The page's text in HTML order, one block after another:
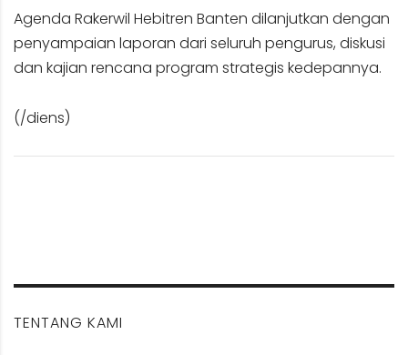
Agenda Rakerwil Hebitren Banten dilanjutkan dengan
penyampaian laporan dari seluruh pengurus, diskusi
dan kajian rencana program strategis kedepannya.
(/diens)
TENTANG KAMI